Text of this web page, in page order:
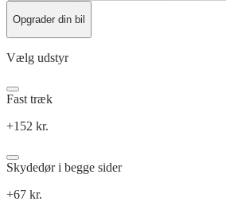
Opgrader din bil
Vælg udstyr
Fast træk
+152 kr.
Skydedør i begge sider
+67 kr.